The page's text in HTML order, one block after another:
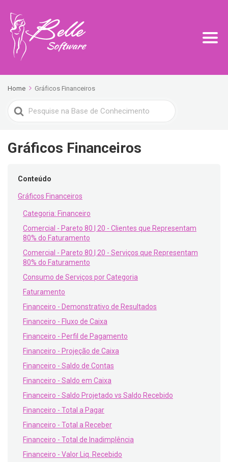
Home Gráficos Financeiros
Search
For
Gráficos Financeiros
Conteúdo
Gráficos Financeiros
Categoria: Financeiro
Comercial - Pareto 80 | 20 - Clientes que Representam
80% do Faturamento
Comercial - Pareto 80 | 20 - Serviços que Representam
80% do Faturamento
Consumo de Serviços por Categoria
Faturamento
Financeiro - Demonstrativo de Resultados
Financeiro - Fluxo de Caixa
Financeiro - Perfil de Pagamento
Financeiro - Projeção de Caixa
Financeiro - Saldo de Contas
Financeiro - Saldo em Caixa
Financeiro - Saldo Projetado vs Saldo Recebido
Financeiro - Total a Pagar
Financeiro - Total a Receber
Financeiro - Total de Inadimplência
Financeiro - Valor Liq. Recebido